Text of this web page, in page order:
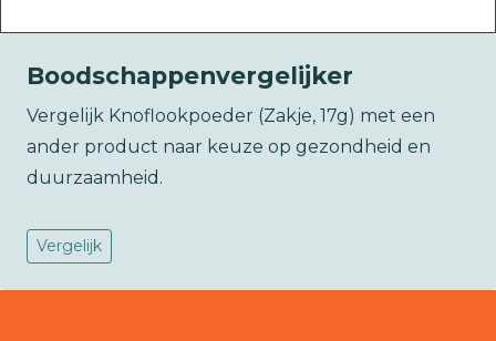
Boodschappenvergelijker
Vergelijk Knoflookpoeder (Zakje, 17g) met een
ander product naar keuze op gezondheid en
duurzaamheid.
Vergelijk